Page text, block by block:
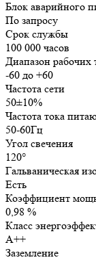
Блок аварийного
По запросу
Срок службы
100 000 часов
Диапазон рабочих
-60 до +60
Частота сети
50±10%
Частота тока
50-60Гц
Угол свечения
120°
Гальваническая
Есть
Коэффициент
0,98 %
Класс
А++
Заземление